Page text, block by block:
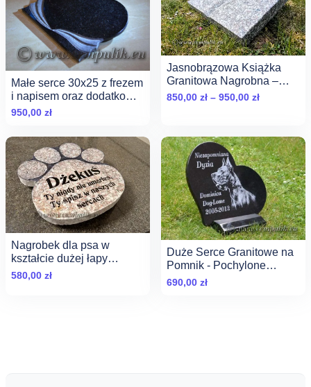
Małe serce 30x25 z frezem
i napisem oraz dodatkowo
podstawa 45x45
950,00 zł
Jasnobrązowa Książka
Granitowa Nagrobna –
Wzór Premium
850,00 zł – 950,00 złZakres
850,00 zł
do
950,00 zł
Nagrobek dla psa w
kształcie dużej łapy
(grubsza płyta)
580,00 zł
Duże Serce Granitowe na
Pomnik - Pochylone
(40x35)
690,00 zł